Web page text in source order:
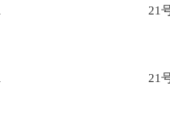
21
21